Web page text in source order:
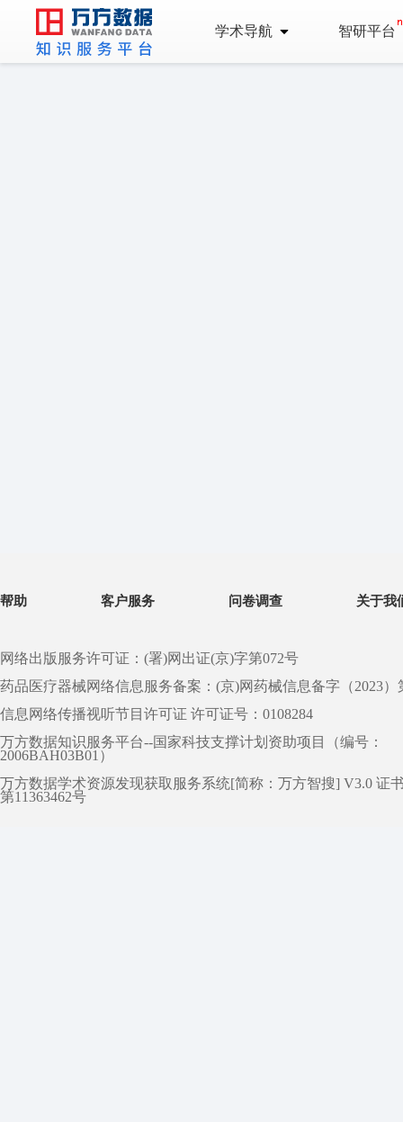
学术导航 智研平台
帮助 客户服务 问卷调查 关于我
网络出版服务许可证：(署)网出证(京)字第072号
药品医疗器械网络信息服务备案：(京)网药械信息备字（2023）
信息网络传播视听节目许可证 许可证号：0108284
万方数据知识服务平台--国家科技支撑计划资助项目（编号：
2006BAH03B01）
万方数据学术资源发现获取服务系统[简称：万方智搜] V3.0 证
第11363462号